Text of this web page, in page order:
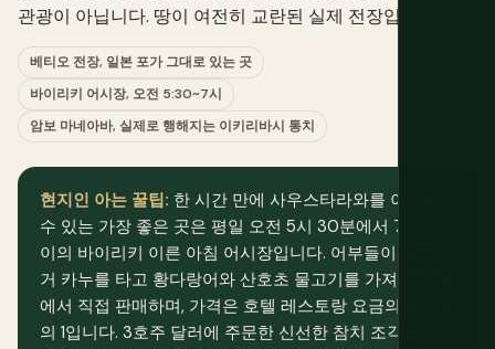
관광이 아닙니다. 땅이 여전히 교란된 실제 전장입니다.
베티오 전장, 일본 포가 그대로 있는 곳
바이리키 어시장, 오전 5:30~7시
암보 마네아바, 실제로 행해지는 이키리바시 통치
현지인 아는 꿀팁: 한 시간 만에 사우스타라와를 이해할
수 있는 가장 좋은 곳은 평일 오전 5시 30분에서 7시 사
이의 바이리키 이른 아침 어시장입니다. 어부들이 아웃리
거 카누를 타고 황다랑어와 산호초 물고기를 가져와 보트
에서 직접 판매하며, 가격은 호텔 레스토랑 요금의 약 3분
의 1입니다. 3호주 달러에 주문한 신선한 참치 조각을 사